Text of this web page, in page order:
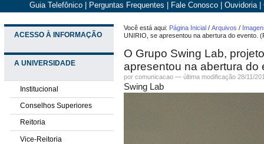
Guia Telefônico Perguntas Frequentes Fale Conosco Ouvidoria
ACESSO À INFORMAÇÃO
A UNIVERSIDADE
Institucional
Conselhos Superiores
Reitoria
Vice-Reitoria
Você está aqui: Página Inicial /Arquivos /
UNIRIO, se apresentou na abertura do evento.
O Grupo Swing Lab,
apresentou na abertura do
por comunicacao —última modificação 28/11/
Swing Lab